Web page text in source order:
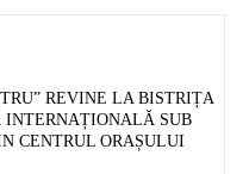
REVINE LA BISTRIȚA
INTERNAȚIONALĂ SUB
CENTRUL ORAȘULUI